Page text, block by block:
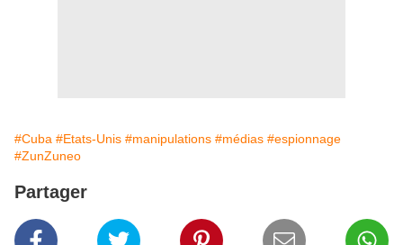
#Cuba #Etats-Unis #manipulations #médias #espionnage
#ZunZuneo
Partager